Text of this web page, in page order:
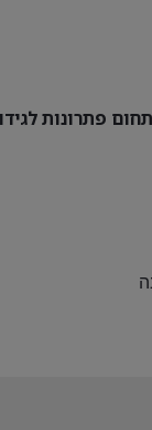
פתרונות